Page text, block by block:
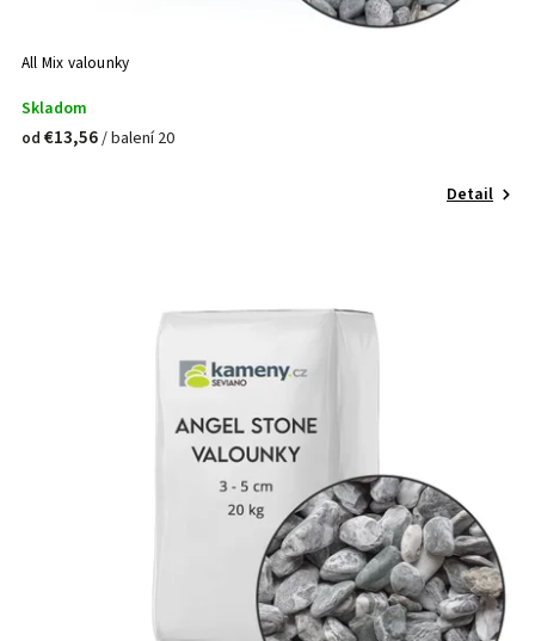
All Mix valounky
Skladom
od €13,56/ balení 20
Detail